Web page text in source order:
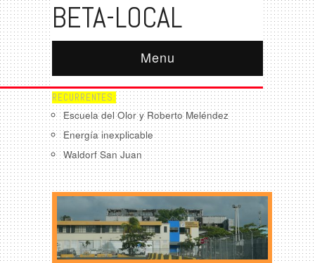
BETA-LOCAL
Menu
RECURRENTES:
Escuela del Olor y Roberto Meléndez
Energía inexplicable
Waldorf San Juan